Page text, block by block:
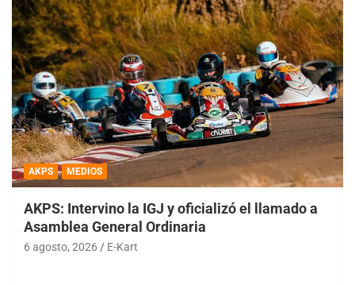
AKPS MEDIOS
AKPS: Intervino la IGJ y oficializó el llamado a
Asamblea General Ordinaria
6 agosto, 2026 E-Kart